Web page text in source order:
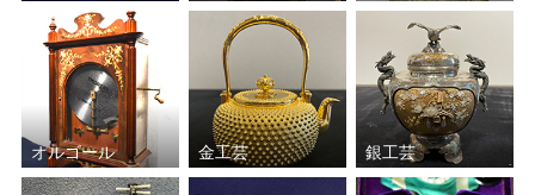
高橋 敬典 萩井 好斎
長岡 空郷 秦 蔵六
四代 赤沢露石 角 偉三郎
オルゴール 金工芸 銀工芸